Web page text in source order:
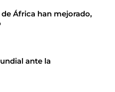
África han mejorado,
ante la